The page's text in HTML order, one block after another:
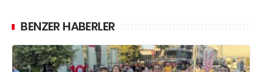
BENZER HABERLER